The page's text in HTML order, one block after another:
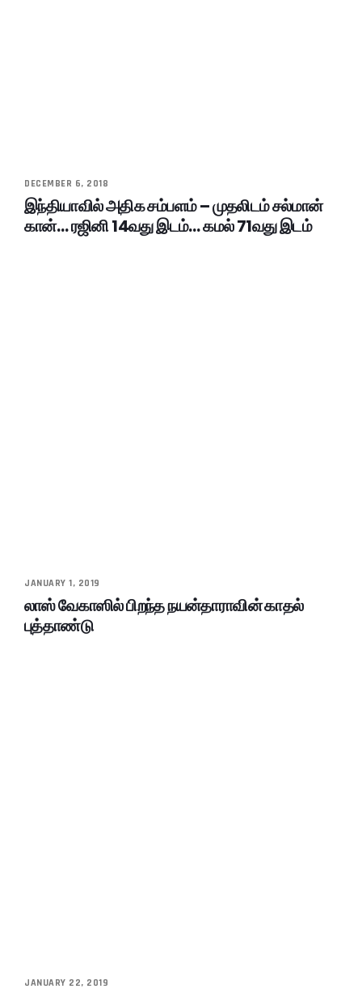
DECEMBER 6, 2018
இந்தியாவில் அதிக சம்பளம் – முதலிடம் சல்மான்
கான்… ரஜினி 14வது இடம்… கமல் 71வது இடம்
JANUARY 1, 2019
லாஸ் வேகாஸில் பிறந்த நயன்தாராவின் காதல்
புத்தாண்டு
JANUARY 22, 2019